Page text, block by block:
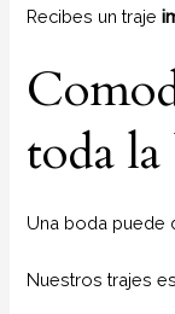
Recibes un traje
toda
Una boda puede
Nuestros trajes